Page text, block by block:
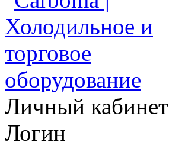
Личный кабинет
Логин